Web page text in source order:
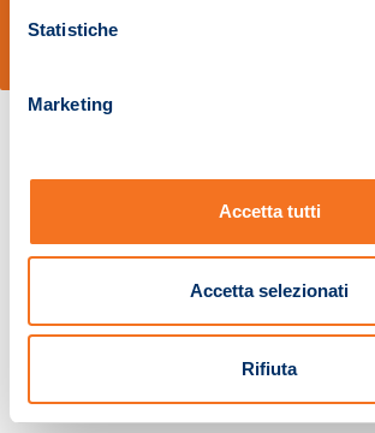
Statistiche
Marketing
Accetta tutti
Accetta selezionati
Rifiuta
Pistoia 01680210505 – R.E.A. n.155974 - Cap.Soc. €
Società adotta il Codice Etico D.lgs. 231/01